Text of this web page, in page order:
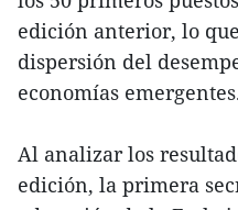
edición anterior, lo
dispersión del
economías
Al analizar los
edición, la primera